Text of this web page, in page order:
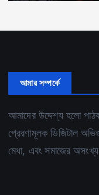
আমার সম্পর্কে
আমাদের উদ্দেশ্য হলো
প্রেরণামূলক ডিজিটাল
মেধা, এবং সমাজের অসংখ্য